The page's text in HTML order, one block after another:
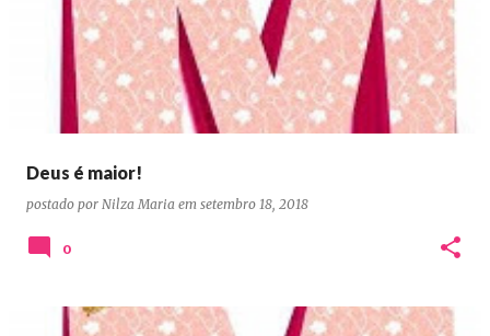
Deus é maior!
postado por Nilza Maria em setembro 18, 2018
0